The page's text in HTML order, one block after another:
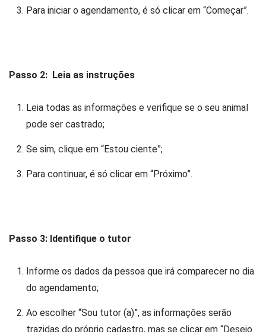
Para iniciar o agendamento, é só clicar em “Começar”.
Passo 2: Leia as instruções
Leia todas as informações e verifique se o seu animal
pode ser castrado;
Se sim, clique em “Estou ciente”;
Para continuar, é só clicar em “Próximo”.
Passo 3: Identifique o tutor
Informe os dados da pessoa que irá comparecer no dia
do agendamento;
Ao escolher “Sou tutor (a)”, as informações serão
trazidas do próprio cadastro, mas se clicar em “Desejo